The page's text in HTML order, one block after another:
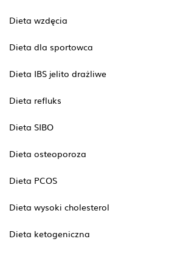
Dieta wzdęcia
Dieta dla sportowca
Dieta IBS jelito drażliwe
Dieta refluks
Dieta SIBO
Dieta osteoporoza
Dieta PCOS
Dieta wysoki cholesterol
Dieta ketogeniczna